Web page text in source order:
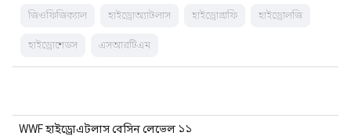
জিওফিজিক্যাল হাইড্রোঅ্যাটলাস হাইড্রোগ্রাফি হাইড্রোলজি
হাইড্রোশেডস এসআরটিএম
WWF হাইড্রোএটলাস বেসিন লেভেল ১১